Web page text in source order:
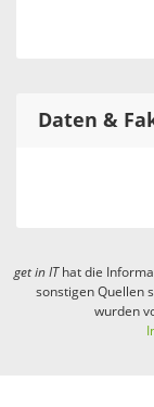
Daten &
get in IThat die
sonstigen Quellen
wurden